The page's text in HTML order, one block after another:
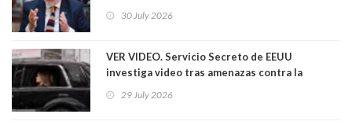
más ricos, pasándole la aplanadora a los
30 July 2026
VER VIDEO. Servicio Secreto de EEUU
investiga video tras amenazas contra la
29 July 2026